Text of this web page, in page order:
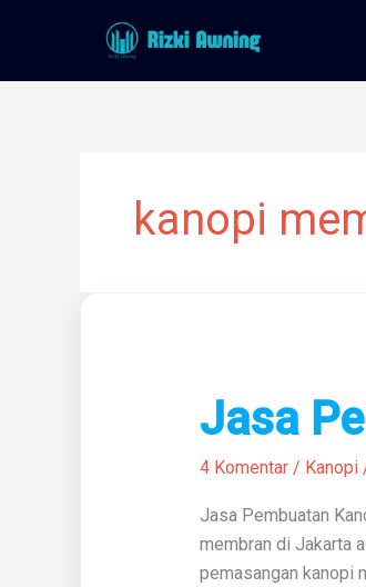
kanopi
Jasa
4 Komentar / Kanopi
Jasa Pembuatan
membran di Jakarta
pemasangan kanopi
Jasa
Pembuatan
Kanopi
Di
Jakarta